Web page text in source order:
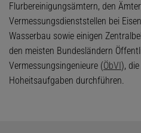
Flurbereinigungsämtern, den
Vermessungsdienststellen bei
Wasserbau sowie einigen
den meisten Bundesländern
Vermessungsingenieure (ÖbVI),
Hoheitsaufgaben durchführen.